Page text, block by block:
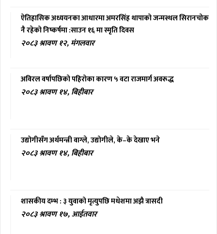
ऐतिहासिक अध्ययनका आधारमा अमरसिंह थापाको जन्मस्थल सिरानचोक
नै रहेको निष्कर्षमा :साउन १६ मा स्मृति दिवस
२०८३ श्रावण १२, मंगलवार
अविरल वर्षापछिको पहिरोका कारण ५ वटा राजमार्ग अवरूद्ध
२०८३ श्रावण १४, बिहीबार
उद्योगीसँग अर्थमन्त्री वाग्ले, उद्योगीले, के–के देखाए भने
२०८३ श्रावण १४, बिहीबार
शासकीय दम्भ : ३ युवाको मृत्युपछि मधेशमा अझै त्रासदी
२०८३ श्रावण १७, आईतवार